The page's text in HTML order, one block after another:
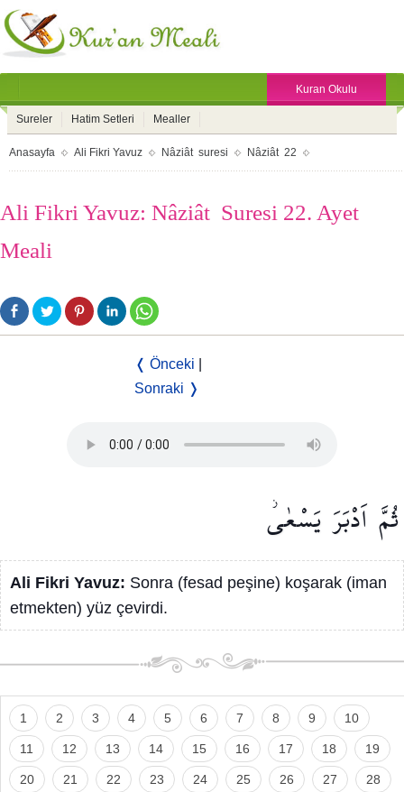
Kuran Okulu
Sureler Hatim Setleri Mealler
Anasayfa Ali Fikri Yavuz Nâziât suresi Nâziât 22
Ali Fikri Yavuz: Nâziât Suresi 22. Ayet
Meali
❬ Önceki
Sonraki ❭
ثُمَّاَدْبَرَيَسْعٰىۘ
Ali Fikri Yavuz: Sonra (fesad peşine) koşarak (iman
etmekten) yüz çevirdi.
1 2 3 4 5 6 7 8 9 10
11 12 13 14 15 16 17 18 19
20 21 22 23 24 25 26 27 28